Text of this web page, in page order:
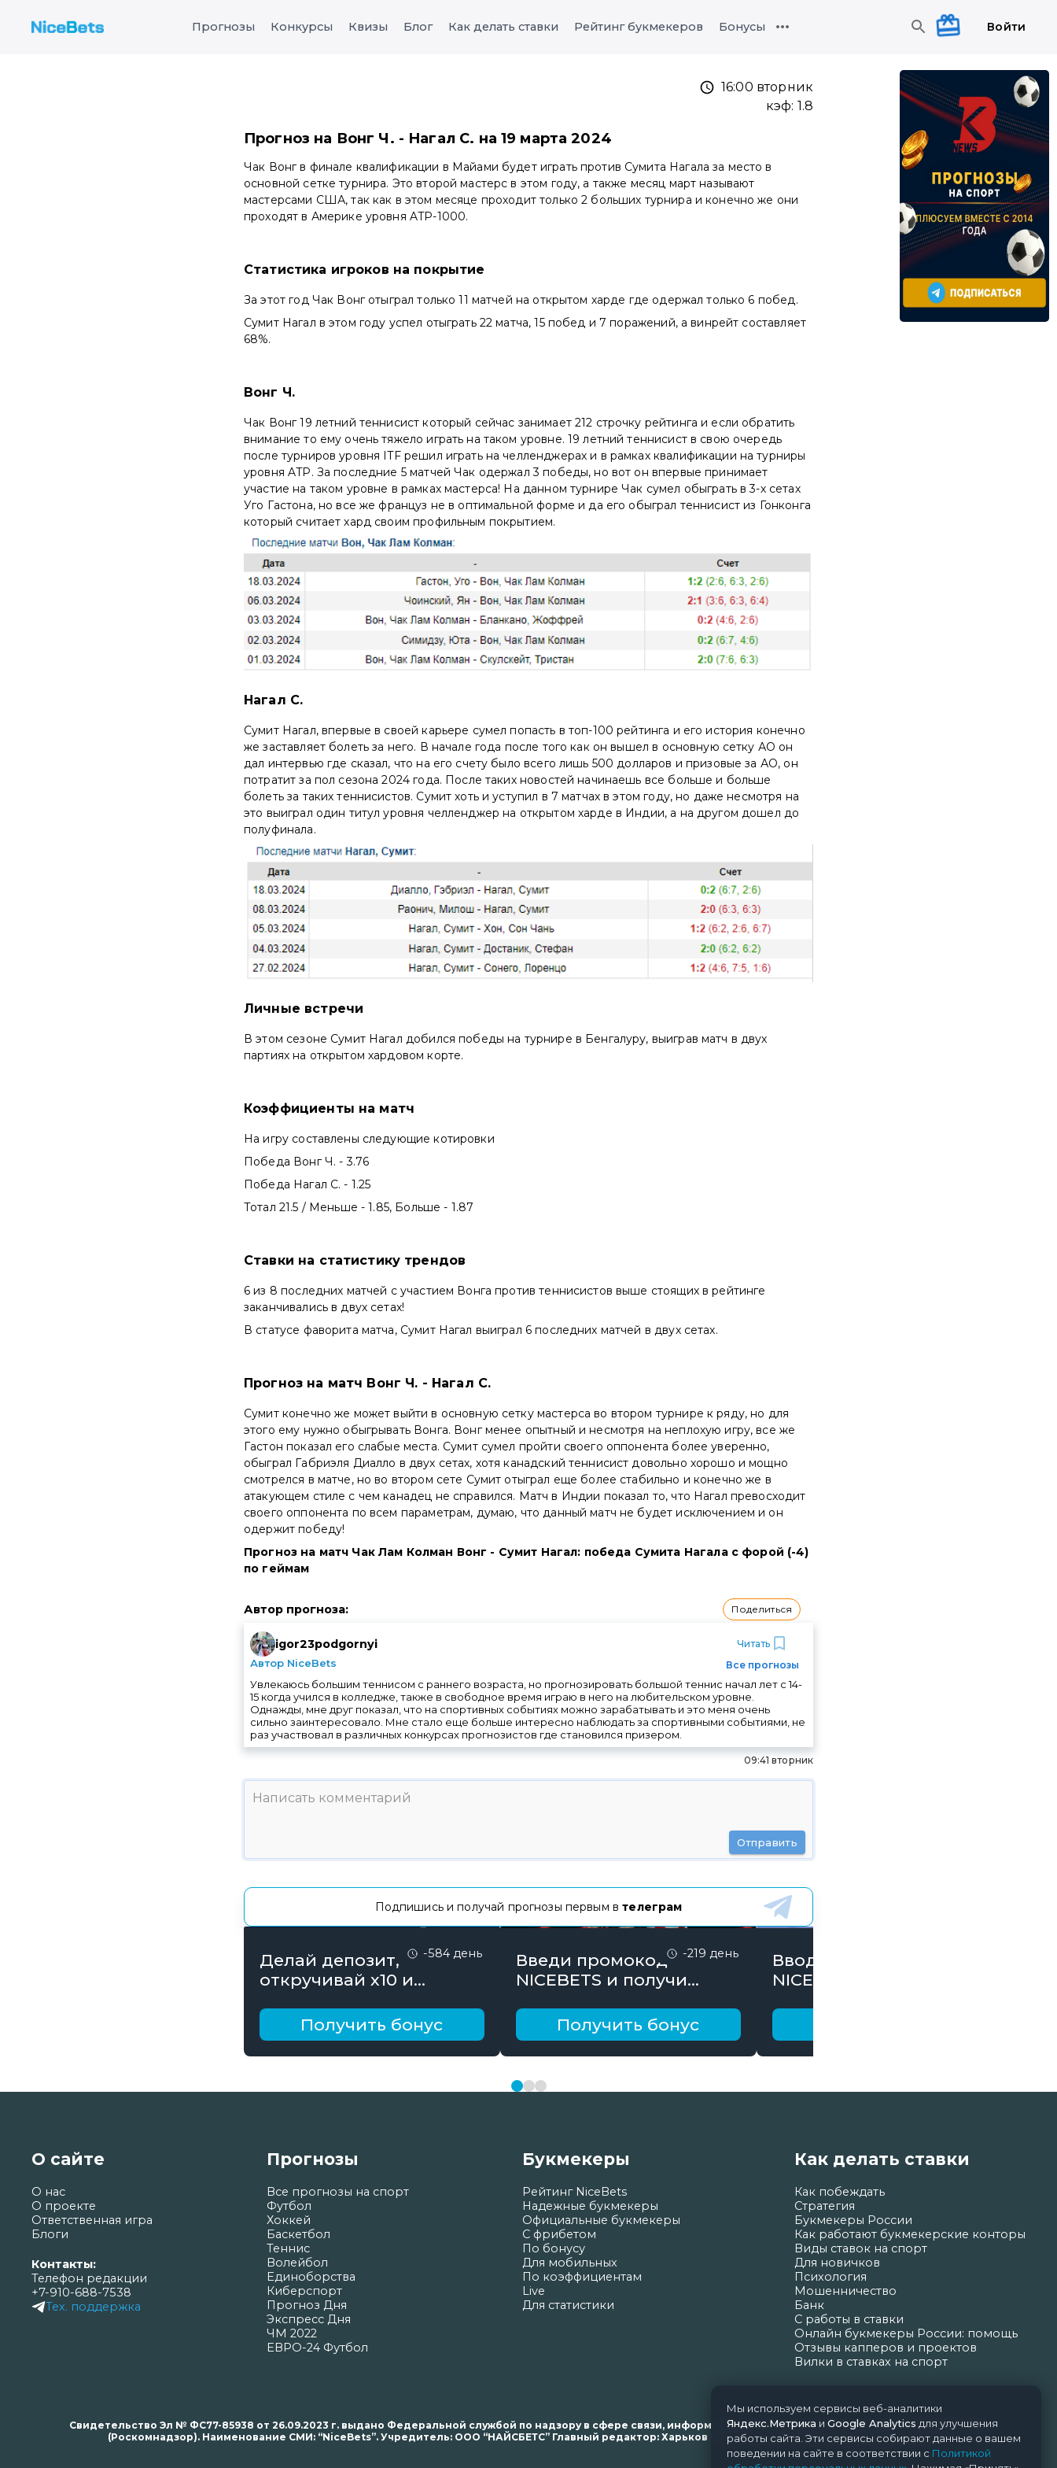
Прогнозы Конкурсы Квизы Блог Как делать ставки Рейтинг букмекеров Бонусы Войти
16:00 вторник
кэф: 1.8
Прогноз на Вонг Ч. - Нагал С. на 19 марта 2024
Чак Вонг в финале квалификации в Майами будет играть против Сумита Нагала за место в
основной сетке турнира. Это второй мастерс в этом году, а также месяц март называют
мастерсами США, так как в этом месяце проходит только 2 больших турнира и конечно же они
проходят в Америке уровня ATP-1000.
Статистика игроков на покрытие
За этот год Чак Вонг отыграл только 11 матчей на открытом харде где одержал только 6 побед.
Сумит Нагал в этом году успел отыграть 22 матча, 15 побед и 7 поражений, а винрейт составляет
68%.
Вонг Ч.
Чак Вонг 19 летний теннисист который сейчас занимает 212 строчку рейтинга и если обратить
внимание то ему очень тяжело играть на таком уровне. 19 летний теннисист в свою очередь
после турниров уровня ITF решил играть на челленджерах и в рамках квалификации на турниры
уровня ATP. За последние 5 матчей Чак одержал 3 победы, но вот он впервые принимает
участие на таком уровне в рамках мастерса! На данном турнире Чак сумел обыграть в 3-х сетах
Уго Гастона, но все же француз не в оптимальной форме и да его обыграл теннисист из Гонконга
который считает хард своим профильным покрытием.
Нагал С.
Сумит Нагал, впервые в своей карьере сумел попасть в топ-100 рейтинга и его история конечно
же заставляет болеть за него. В начале года после того как он вышел в основную сетку АО он
дал интервью где сказал, что на его счету было всего лишь 500 долларов и призовые за АО, он
потратит за пол сезона 2024 года. После таких новостей начинаешь все больше и больше
болеть за таких теннисистов. Сумит хоть и уступил в 7 матчах в этом году, но даже несмотря на
это выиграл один титул уровня челленджер на открытом харде в Индии, а на другом дошел до
полуфинала.
Личные встречи
В этом сезоне Сумит Нагал добился победы на турнире в Бенгалуру, выиграв матч в двух
партиях на открытом хардовом корте.
Коэффициенты на матч
На игру составлены следующие котировки
Победа Вонг Ч. - 3.76
Победа Нагал С. - 1.25
Тотал 21.5 / Меньше - 1.85, Больше - 1.87
Ставки на статистику трендов
6 из 8 последних матчей с участием Вонга против теннисистов выше стоящих в рейтинге
заканчивались в двух сетах!
В статусе фаворита матча, Сумит Нагал выиграл 6 последних матчей в двух сетах.
Прогноз на матч Вонг Ч. - Нагал С.
Сумит конечно же может выйти в основную сетку мастерса во втором турнире к ряду, но для
этого ему нужно обыгрывать Вонга. Вонг менее опытный и несмотря на неплохую игру, все же
Гастон показал его слабые места. Сумит сумел пройти своего оппонента более уверенно,
обыграл Габриэля Диалло в двух сетах, хотя канадский теннисист довольно хорошо и мощно
смотрелся в матче, но во втором сете Сумит отыграл еще более стабильно и конечно же в
атакующем стиле с чем канадец не справился. Матч в Индии показал то, что Нагал превосходит
своего оппонента по всем параметрам, думаю, что данный матч не будет исключением и он
одержит победу!
Прогноз на матч Чак Лам Колман Вонг - Сумит Нагал: победа Сумита Нагала с форой (-4)
по геймам
Автор прогноза: Поделиться
igor23podgornyi
Автор NiceBets
Читать
Все прогнозы
Увлекаюсь большим теннисом с раннего возраста, но прогнозировать большой теннис начал лет с 14-
15 когда учился в колледже, также в свободное время играю в него на любительском уровне.
Однажды, мне друг показал, что на спортивных событиях можно зарабатывать и это меня очень
сильно заинтересовало. Мне стало еще больше интересно наблюдать за спортивными событиями, не
раз участвовал в различных конкурсах прогнозистов где становился призером.
09:41 вторник
Отправить
Подпишись и получай прогнозы первым втелеграм
-584 день
Делай депозит,
откручивай х10 и
рублейПолучить бонус
-219 день
Введи промокод
NICEBETS и получи
Получить бонус
Вводи Промокод
NICE15000 и забирай
О сайте
О нас
О проекте
Ответственная игра
Блоги
Контакты:
Телефон редакции
+7-910-688-7538
Тех. поддержка
Прогнозы
Все прогнозы на спорт
Футбол
Хоккей
Баскетбол
Теннис
Волейбол
Единоборства
Киберспорт
Прогноз Дня
Экспресс Дня
ЧМ 2022
ЕВРО-24 Футбол
Букмекеры
Рейтинг NiceBets
Надежные букмекеры
Официальные букмекеры
С фрибетом
По бонусу
Для мобильных
По коэффициентам
Live
Для статистики
Как делать ставки
Как побеждать
Стратегия
Букмекеры России
Как работают букмекерские конторы
Виды ставок на спорт
Для новичков
Психология
Мошенничество
Банк
С работы в ставки
Онлайн букмекеры России: помощь
Отзывы капперов и проектов
Вилки в ставках на спорт
Свидетельство Эл № ФС77-85938 от 26.09.2023 г. выдано Федеральной службой по надзору в сфере связи, информационных технологий и массовых коммуникаций
(Роскомнадзор). Наименование СМИ: “NiceBets”. Учредитель: ООО “НАЙСБЕТС” Главный редактор: Харьков Н.Н. Почта редакции: support@nice-bets.ru
Мы используем сервисы веб-аналитики
Яндекс.Метрика и Google Analytics для улучшения
работы сайта. Эти сервисы собирают данные о вашем
поведении на сайте в соответствии с Политикой